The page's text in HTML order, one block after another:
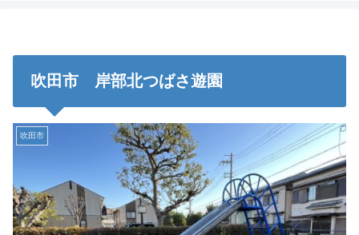
吹田市 岸部北つばさ遊園
吹田市